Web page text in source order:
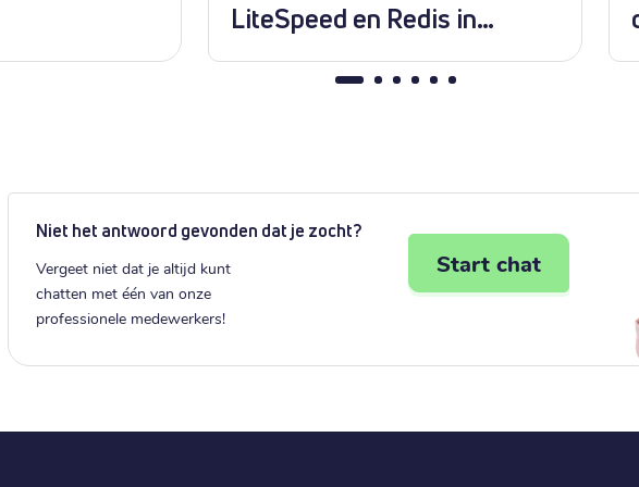
LiteSpeed en Redis in
WordPress?
Niet het antwoord gevonden dat je zocht?
Vergeet niet dat je altijd kunt
chatten met één van onze
professionele medewerkers!
Start chat